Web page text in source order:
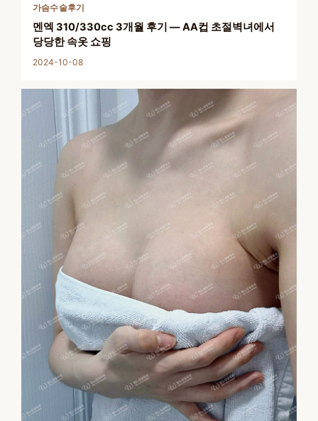
가슴수술후기
멘엑 310/330cc 3개월 후기 — AA컵 초절벽녀에서
당당한 속옷 쇼핑
2024-10-08